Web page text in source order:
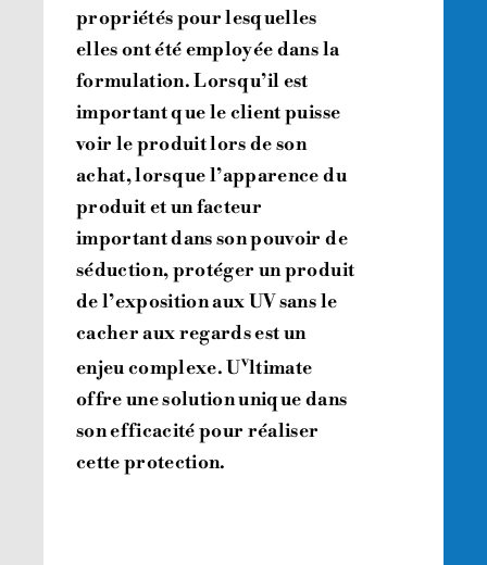
propriétés pour lesquelles
elles ont été employée dans la
formulation. Lorsqu’il est
important que le client puisse
voir le produit lors de son
achat, lorsque l’apparence du
produit et un facteur
important dans son pouvoir de
séduction, protéger un produit
de l’exposition aux UV sans le
cacher aux regards est un
enjeu complexe. Uvltimate
offre une solution unique dans
son efficacité pour réaliser
cette protection.